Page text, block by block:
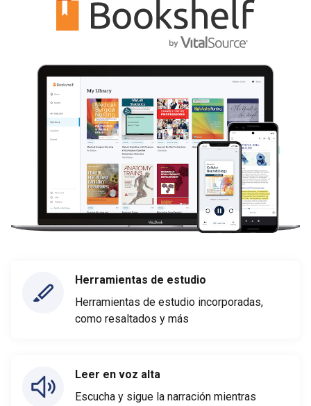
Herramientas de estudio
Herramientas de estudio incorporadas,
como resaltados y más
Leer en voz alta
Escucha y sigue la narración mientras